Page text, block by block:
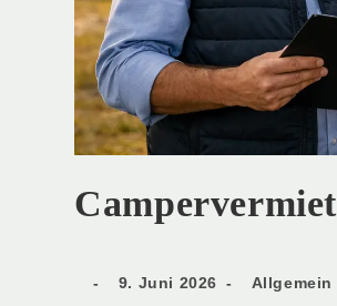
9. Juni 2026 Allgemein